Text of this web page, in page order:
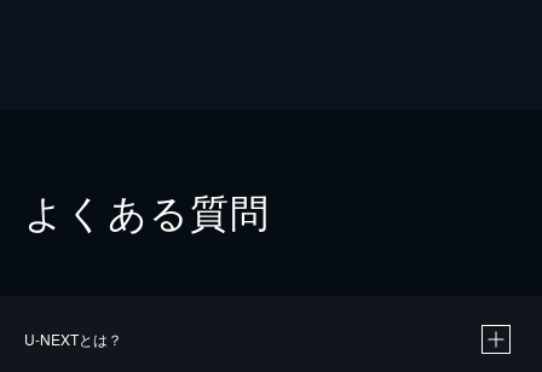
よくある質問
U-NEXTとは？